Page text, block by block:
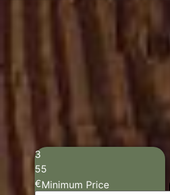
3
55
€Minimum Price